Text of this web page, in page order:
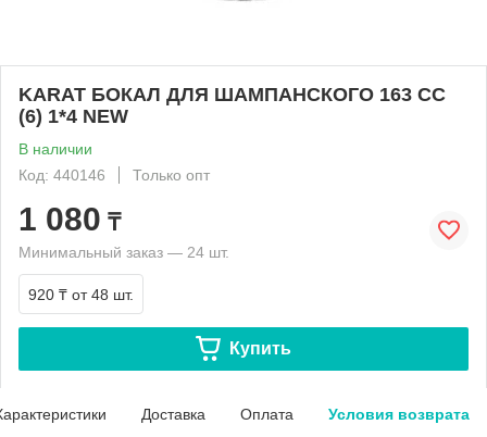
KARAT БОКАЛ ДЛЯ ШАМПАНСКОГО 163 CC
(6) 1*4 NEW
В наличии
Код: 440146
Только опт
1 080 ₸
Минимальный заказ — 24 шт.
920 ₸ от 48 шт.
Купить
Доставка Оплата Условия возврата